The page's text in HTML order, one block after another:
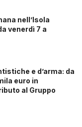
nell’Isola
venerdì 7 a
e d’arma: da
euro in
al Gruppo